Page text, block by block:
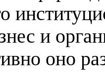
и
оно